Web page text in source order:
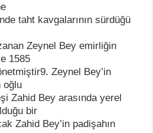
taht kavgalarının sürdüğü
Zeynel Bey emirliğin
1585
Zeynel Bey’in
oğlu
Zahid Bey arasında yerel
bir
Zahid Bey’in padişahın